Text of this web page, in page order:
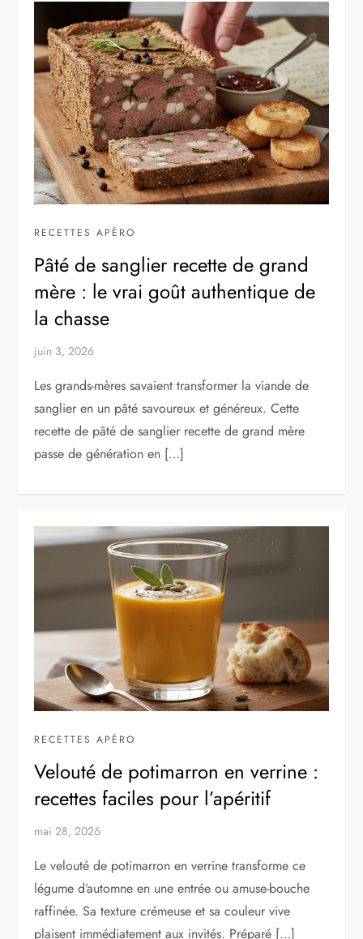
RECETTES APÉRO
Pâté de sanglier recette de grand
mère : le vrai goût authentique de
la chasse
juin 3, 2026
Les grands-mères savaient transformer la viande de
sanglier en un pâté savoureux et généreux. Cette
recette de pâté de sanglier recette de grand mère
passe de génération en […]
RECETTES APÉRO
Velouté de potimarron en verrine :
recettes faciles pour l’apéritif
mai 28, 2026
Le velouté de potimarron en verrine transforme ce
légume d’automne en une entrée ou amuse-bouche
raffinée. Sa texture crémeuse et sa couleur vive
plaisent immédiatement aux invités. Préparé […]